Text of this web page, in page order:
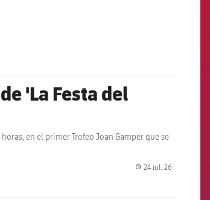
'La Festa del
en el primer Trofeo Joan Gamper que se
24 jul. 26